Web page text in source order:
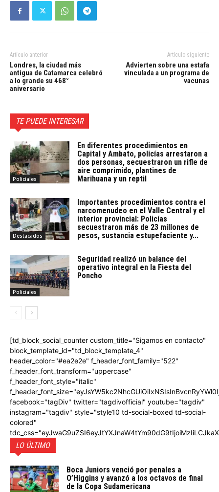
Artículo anterior
Londres, la ciudad más
antigua de Catamarca celebró
a lo grande su 468°
aniversario
Artículo siguiente
Advierten sobre una estafa
vinculada a un programa de
vacunas
TE PUEDE INTERESAR
Policiales
En diferentes procedimientos en
Capital y Ambato, policías arrestaron a
dos personas, secuestraron un rifle de
aire comprimido, plantines de
Marihuana y un reptil
Destacados
Importantes procedimientos contra el
narcomenudeo en el Valle Central y el
interior provincial: Policías
secuestraron más de 23 millones de
pesos, sustancia estupefaciente y...
Policiales
Seguridad realizó un balance del
operativo integral en la Fiesta del
Poncho
[td_block_social_counter custom_title="Sigamos en contacto"
block_template_id="td_block_template_4"
header_color="#ea2e2e" f_header_font_family="522"
f_header_font_transform="uppercase"
f_header_font_style="italic"
facebook="tagDiv" twitter="tagdivofficial" youtube="tagdiv"
instagram="tagdiv" style="style10 td-social-boxed td-social-
colored"
LO ÚLTIMO
Boca Juniors venció por penales a
O’Higgins y avanzó a los octavos de final
de la Copa Sudamericana